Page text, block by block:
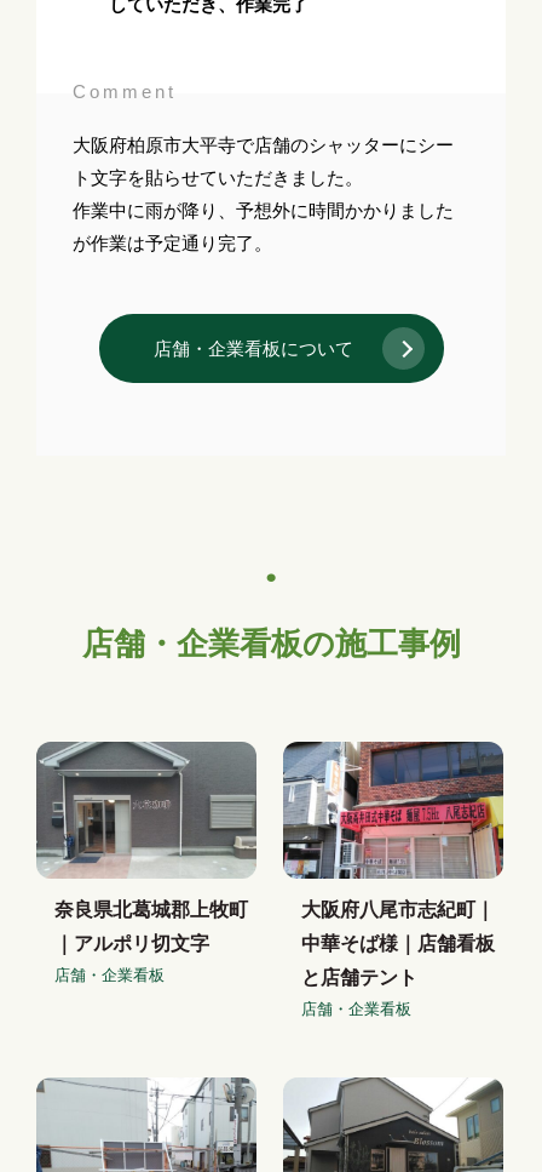
Comment
大阪府柏原市大平寺で店舗のシャッターにシー
ト文字を貼らせていただきました。
作業中に雨が降り、予想外に時間かかりました
が作業は予定通り完了。
店舗・企業看板について
店舗・企業看板の施工事例
奈良県北葛城郡上牧町
｜アルポリ切文字
店舗・企業看板
大阪府八尾市志紀町｜
中華そば様｜店舗看板
と店舗テント
店舗・企業看板